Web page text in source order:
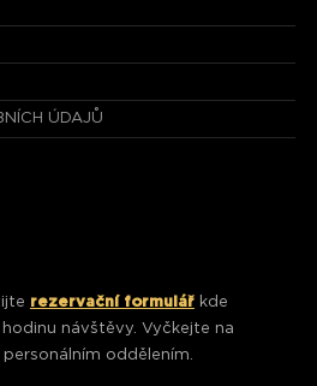
ÚDAJŮ
rezervační formulářkde
návštěvy. Vyčkejte na
oddělením.